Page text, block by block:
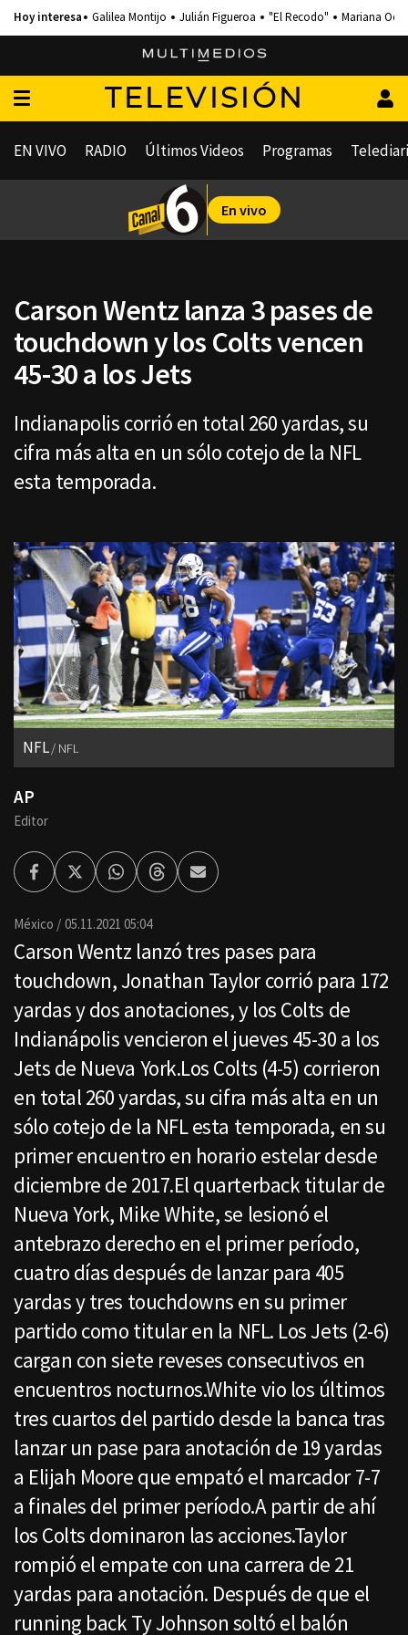
Galilea Montijo Julián Figueroa "El Recodo" Mariana
TELEVISIÓN
EN VIVO RADIO Últimos Videos Programas
En vivo
Carson Wentz lanza 3 pases de
touchdown y los Colts vencen
45-30 a los Jets
Indianapolis corrió en total 260 yardas, su
cifra más alta en un sólo cotejo de la NFL
esta temporada.
NFL NFL
AP
Editor
FacebookTwitterWhatsappThreadsEnviar
por
México 05.11.2021 05:04
Carson Wentz lanzó tres pases para
touchdown, Jonathan Taylor corrió para 172
yardas y dos anotaciones, y los Colts de
Indianápolis vencieron el jueves 45-30 a los
Jets de Nueva York.Los Colts (4-5) corrieron
en total 260 yardas, su cifra más alta en un
sólo cotejo de la NFL esta temporada, en su
primer encuentro en horario estelar desde
diciembre de 2017.El quarterback titular de
Nueva York, Mike White, se lesionó el
antebrazo derecho en el primer período,
cuatro días después de lanzar para 405
yardas y tres touchdowns en su primer
partido como titular en la NFL. Los Jets (2-6)
cargan con siete reveses consecutivos en
encuentros nocturnos.White vio los últimos
tres cuartos del partido desde la banca tras
lanzar un pase para anotación de 19 yardas
a Elijah Moore que empató el marcador 7-7
a finales del primer período.A partir de ahí
los Colts dominaron las acciones.Taylor
rompió el empate con una carrera de 21
yardas para anotación. Después de que el
running back Ty Johnson soltó el balón